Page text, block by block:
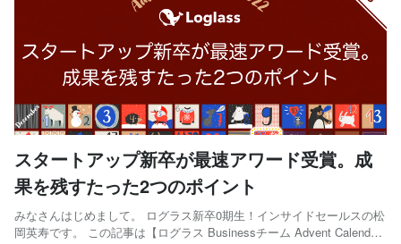
スタートアップ新卒が最速アワード受賞。成
果を残すたった2つのポイント
みなさんはじめまして。 ログラス新卒0期生！インサイドセールスの松
岡英寿です。 この記事は【ログラス Businessチーム Advent Calendar